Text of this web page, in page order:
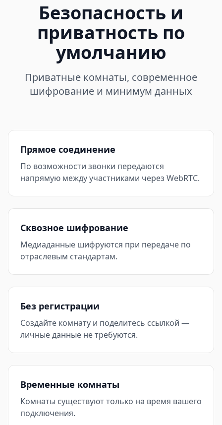
Безопасность и
приватность по
умолчанию
Приватные комнаты, современное
шифрование и минимум данных
Прямое соединение
По возможности звонки передаются
напрямую между участниками через WebRTC.
Сквозное шифрование
Медиаданные шифруются при передаче по
отраслевым стандартам.
Без регистрации
Создайте комнату и поделитесь ссылкой —
личные данные не требуются.
Временные комнаты
Комнаты существуют только на время вашего
подключения.